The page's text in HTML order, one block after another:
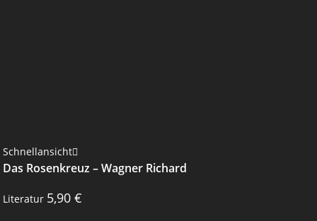
Schnellansicht
Das Rosenkreuz – Wagner Richard
Literatur 5,90 €